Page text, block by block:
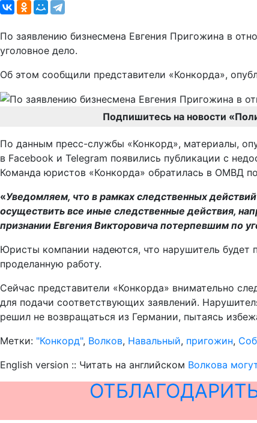
По заявлению бизнесмена Евгения Пригожина в
уголовное дело.
Об этом сообщили представители «Конкорда»,
Подпишитесь на новости
По данным пресс-службы «Конкорд», материалы,
в Facebook и Telegram появились публикации с
Команда юристов «Конкорда» обратилась в ОМВД
«Уведомляем, что в рамках следственных
осуществить все иные следственные действия,
признании Евгения Викторовича потерпевшим по
Юристы компании надеются, что нарушитель будет
проделанную работу.
Сейчас представители «Конкорда» внимательно
для подачи соответствующих заявлений.
решил не возвращаться из Германии, пытаясь
Метки: "Конкорд", Волков, Навальный, пригожин,
English version :: Читать на английском Волкова